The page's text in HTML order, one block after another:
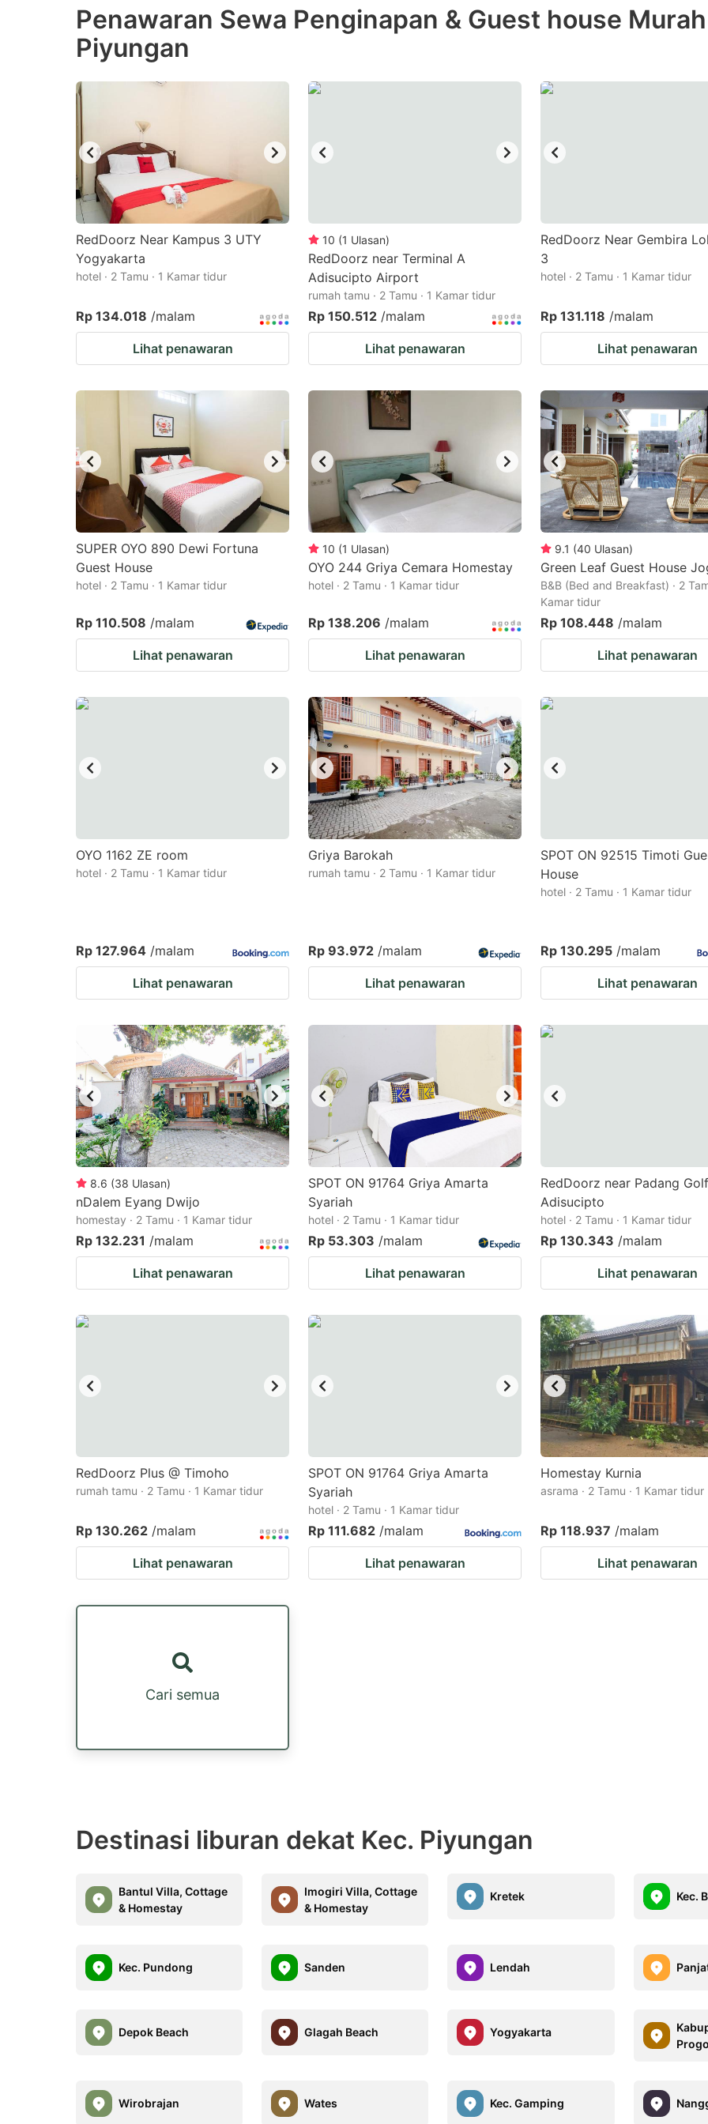
the
question
mark
get
the
keyboard
shortcuts
for
changing
dates.
the
for
changing
dates.
Penawaran Sewa Penginapan & Guest house
Piyungan
RedDoorz Near Kampus 3 UTY
Yogyakarta
hotel · 2 Tamu · 1 Kamar tidur
Rp 134.018 /malam
Lihat penawaran
10 (1 Ulasan)
RedDoorz near Terminal A
Adisucipto Airport
rumah tamu · 2 Tamu · 1 Kamar tidur
Rp 150.512 /malam
Lihat penawaran
RedDoorz Near Gembira
3
hotel · 2 Tamu · 1 Kamar tidur
Rp 131.118 /malam
Lihat penawaran
SUPER OYO 890 Dewi Fortuna
Guest House
hotel · 2 Tamu · 1 Kamar tidur
Rp 110.508 /malam
Lihat penawaran
10 (1 Ulasan)
OYO 244 Griya Cemara Homestay
hotel · 2 Tamu · 1 Kamar tidur
Rp 138.206 /malam
Lihat penawaran
9.1 (40 Ulasan)
Green Leaf Guest House
B&B (Bed and Breakfast) · 2
Kamar tidur
Rp 108.448 /malam
Lihat penawaran
OYO 1162 ZE room
hotel · 2 Tamu · 1 Kamar tidur
Rp 127.964 /malam
Lihat penawaran
Griya Barokah
rumah tamu · 2 Tamu · 1 Kamar tidur
Rp 93.972 /malam
Lihat penawaran
SPOT ON 92515 Timoti
House
hotel · 2 Tamu · 1 Kamar tidur
Rp 130.295 /malam
Lihat penawaran
8.6 (38 Ulasan)
nDalem Eyang Dwijo
homestay · 2 Tamu · 1 Kamar tidur
Rp 132.231 /malam
Lihat penawaran
SPOT ON 91764 Griya Amarta
Syariah
hotel · 2 Tamu · 1 Kamar tidur
Rp 53.303 /malam
Lihat penawaran
RedDoorz near Padang Golf
Adisucipto
hotel · 2 Tamu · 1 Kamar tidur
Rp 130.343 /malam
Lihat penawaran
RedDoorz Plus @ Timoho
rumah tamu · 2 Tamu · 1 Kamar tidur
Rp 130.262 /malam
Lihat penawaran
SPOT ON 91764 Griya Amarta
Syariah
hotel · 2 Tamu · 1 Kamar tidur
Rp 111.682 /malam
Lihat penawaran
Homestay Kurnia
asrama · 2 Tamu · 1 Kamar tidur
Rp 118.937 /malam
Lihat penawaran
Cari semua
Destinasi liburan dekat Kec. Piyungan
Bantul Villa, Cottage
& Homestay
Imogiri Villa, Cottage
& Homestay
Kretek Kec.
Kec. Pundong Sanden Lendah
Depok Beach Glagah Beach Yogyakarta
Wirobrajan Wates Kec. Gamping